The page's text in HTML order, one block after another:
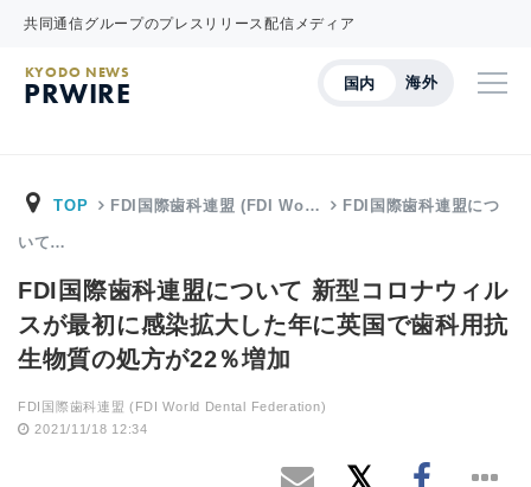
共同通信グループのプレスリリース配信メディア
国内 海外
KYODO NEWS
PRWIRE
TOP FDI国際歯科連盟 (FDI Wo… FDI国際歯科連盟につ
いて…
FDI国際歯科連盟について 新型コロナウィル
スが最初に感染拡大した年に英国で歯科用抗
生物質の処方が22％増加
FDI国際歯科連盟 (FDI World Dental Federation)
2021/11/18 12:34